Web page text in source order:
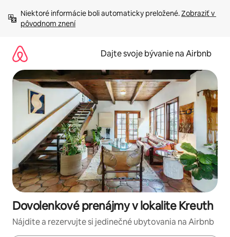
obsah.
Niektoré informácie boli automaticky preložené. Zobraziť v
pôvodnom znení
Dajte svoje bývanie na Airbnb
Dovolenkové prenájmy v lokalite Kreuth
Nájdite a rezervujte si jedinečné ubytovania na Airbnb